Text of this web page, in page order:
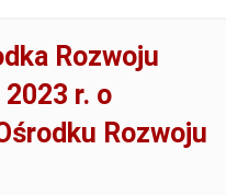
Rozwoju
r. o
Rozwoju